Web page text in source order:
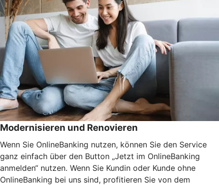
Modernisieren und Renovieren
Wenn Sie OnlineBanking nutzen, können Sie den Service
ganz einfach über den Button „Jetzt im OnlineBanking
anmelden“ nutzen. Wenn Sie Kundin oder Kunde ohne
OnlineBanking bei uns sind, profitieren Sie von dem